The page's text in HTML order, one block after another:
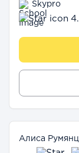
Skypro
Алиса